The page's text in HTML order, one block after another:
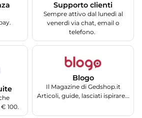
Supporto clienti
Sempre attivo dal lunedì al
venerdì via chat, email o
telefono.
100.
Blogo
Il Magazine di Gedshop.it
Articoli, guide, lasciati ispirare...